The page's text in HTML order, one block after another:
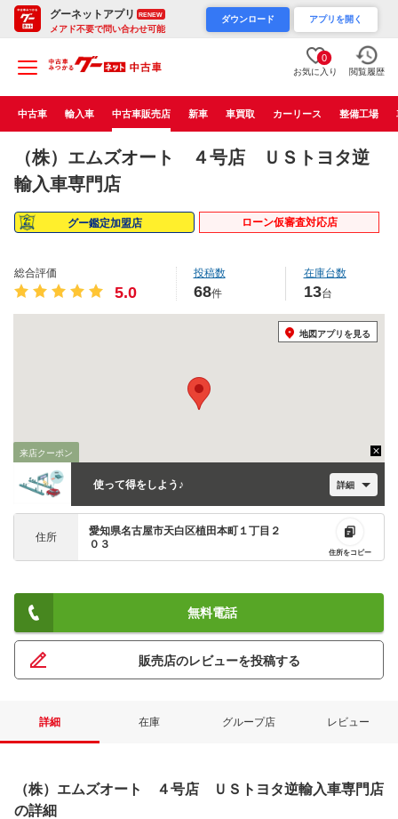
グーネットアプリ RENEW
メアド不要で問い合わせ可能
ダウンロード アプリを開く
0
お気に入り 閲覧履歴
中古車 輸入車 中古車販売店 新車 車買取 カーリース 整備工場
（株）エムズオート ４号店 ＵＳトヨタ逆
輸入車専門店
グー鑑定加盟店 ローン仮審査対応店
総合評価
5.0
投稿数
68件
在庫台数
13台
来店クーポン
使って得をしよう♪ 詳細
地図アプリを見る
住所
愛知県名古屋市天白区植田本町１丁目２
０３
住所をコピー
無料電話
販売店のレビューを投稿する
詳細 在庫 グループ店 レビュー
（株）エムズオート ４号店 ＵＳトヨタ逆輸入車専門店
の詳細